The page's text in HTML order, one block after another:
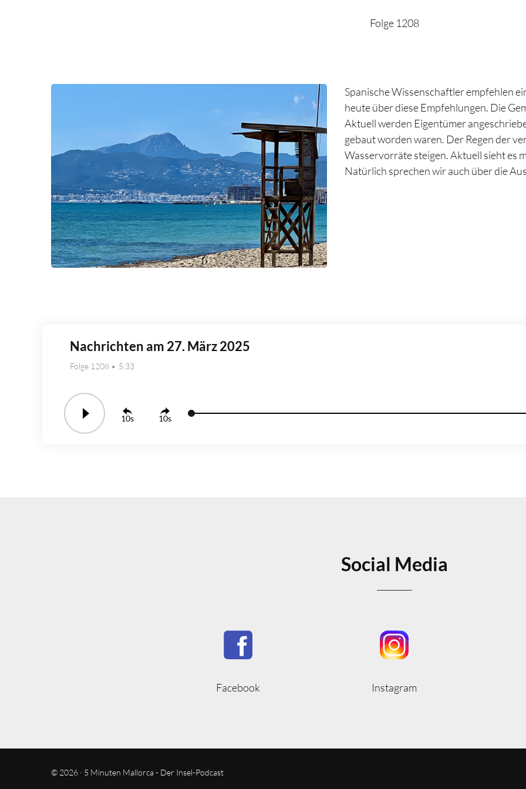
Folge 1208
Spanische Wissenschaftler empfehlen
heute über diese Empfehlungen. Die
Aktuell werden Eigentümer
gebaut worden waren. Der Regen der
Wasservorräte steigen. Aktuell sieht es
Natürlich sprechen wir auch über die
Nachrichten am 27. März 2025
Folge 1208 5:33
10 10
Social Media
Facebook Instagram
© 2026 · 5 Minuten Mallorca - Der Insel-Podcast